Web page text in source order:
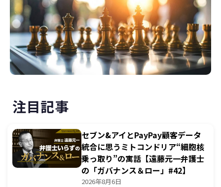
セミナー情報
注目記事
セブン&アイとPayPay顧客データ
統合に思うミトコンドリア“細胞核
乗っ取り”の寓話【遠藤元一弁護士
の「ガバナンス＆ロー」#42】
2026年8月6日